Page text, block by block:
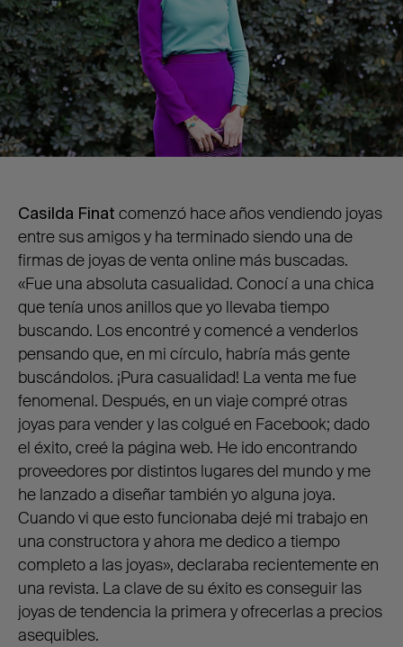
Casilda Finat comenzó hace años vendiendo joyas
entre sus amigos y ha terminado siendo una de
firmas de joyas de venta online más buscadas.
«Fue una absoluta casualidad. Conocí a una chica
que tenía unos anillos que yo llevaba tiempo
buscando. Los encontré y comencé a venderlos
pensando que, en mi círculo, habría más gente
buscándolos. ¡Pura casualidad! La venta me fue
fenomenal. Después, en un viaje compré otras
joyas para vender y las colgué en Facebook; dado
el éxito, creé la página web. He ido encontrando
proveedores por distintos lugares del mundo y me
he lanzado a diseñar también yo alguna joya.
Cuando vi que esto funcionaba dejé mi trabajo en
una constructora y ahora me dedico a tiempo
completo a las joyas», declaraba recientemente en
una revista. La clave de su éxito es conseguir las
joyas de tendencia la primera y ofrecerlas a precios
asequibles.